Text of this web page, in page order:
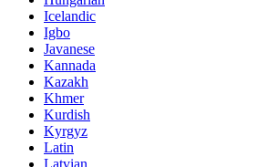
Icelandic
Igbo
Javanese
Kannada
Kazakh
Khmer
Kurdish
Kyrgyz
Latin